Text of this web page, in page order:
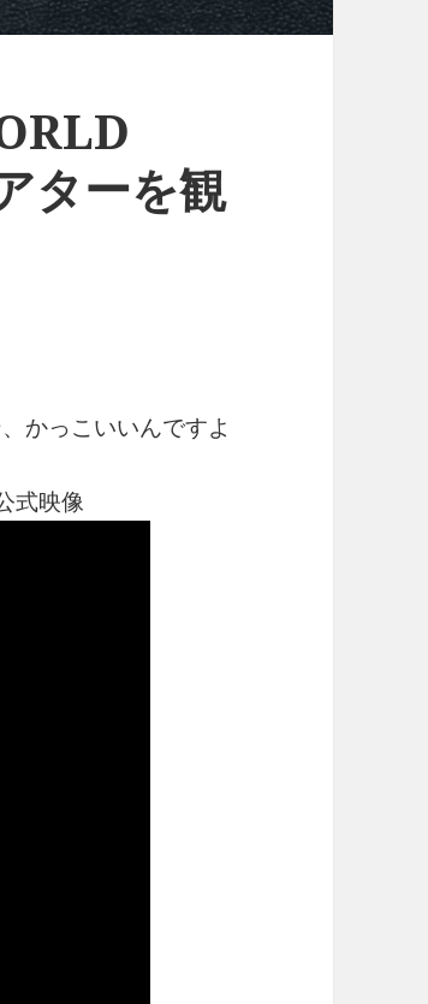
ターを観
かっこいいんですよ
式映像